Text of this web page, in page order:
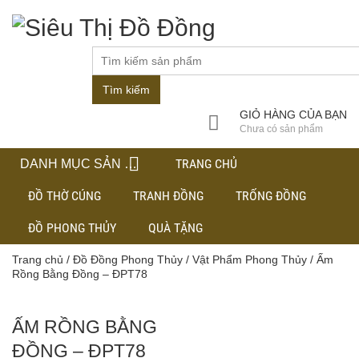
Tìm kiếm
GIỎ HÀNG CỦA BẠN
Chưa có sản phẩm
DANH MỤC SẢN PHẨM TRANG CHỦ
ĐỒ THỜ CÚNG TRANH ĐỒNG TRỐNG ĐỒNG
ĐỒ PHONG THỦY QUÀ TẶNG
Trang chủ / Đồ Đồng Phong Thủy / Vật Phẩm Phong Thủy / Ấm
Rồng Bằng Đồng – ĐPT78
ẤM RỒNG BẰNG
ĐỒNG – ĐPT78